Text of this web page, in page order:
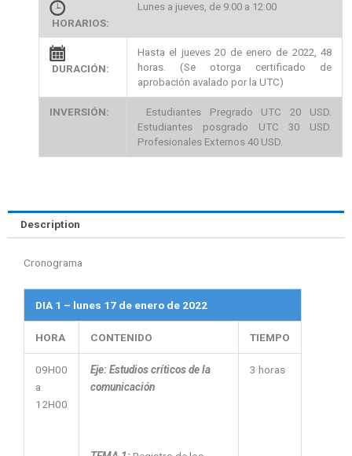
HORARIOS:
Lunes a jueves, de 9:00 a 12:00
DURACIÓN:
Hasta el jueves 20 de enero de 2022, 48
horas. (Se otorga certificado de
aprobación avalado por la UTC)
INVERSIÓN:
Estudiantes Pregrado UTC 20 USD.
Estudiantes posgrado UTC 30 USD.
Profesionales Externos 40 USD.
Description
Cronograma
DIA 1 – lunes 17 de enero de 2022
HORA CONTENIDO TIEMPO
09H00
a
12H00
Eje: Estudios críticos de la
comunicación
3 horas